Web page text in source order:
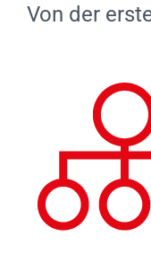
Von der